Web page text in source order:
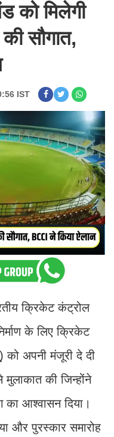
को मिलेगी
सौगात,
IST
क्रिकेट कंट्रोल
के लिए क्रिकेट
अपनी मंजूरी दे दी
मुलाकात की जिन्होंने
का आश्वासन दिया।
और पुरस्कार समारोह